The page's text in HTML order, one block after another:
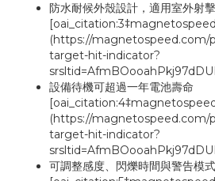
防水耐候外殼設計，適用室外射
(https://magnetospeed.com/
target-hit-indicator?
設備待機可超過一年電池壽命
(https://magnetospeed.com/
target-hit-indicator?
可調整感度、閃爍時間與警告模